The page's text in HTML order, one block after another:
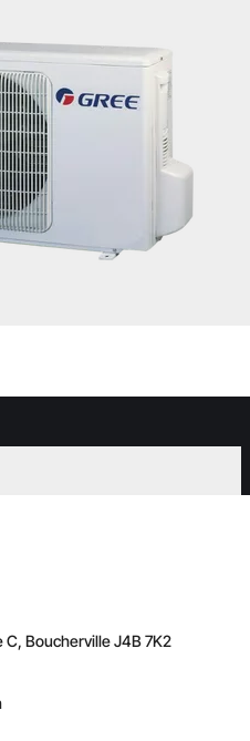
Boucherville J4B 7K2